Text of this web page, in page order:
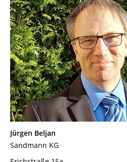
Jürgen Beljan
Sandmann KG